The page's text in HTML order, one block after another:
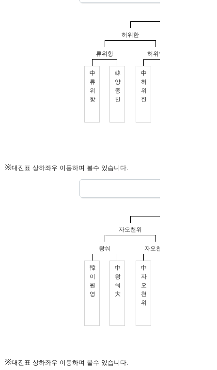
※대진표 상하좌우 이동하며 볼수 있습니다.
※대진표 상하좌우 이동하며 볼수 있습니다.